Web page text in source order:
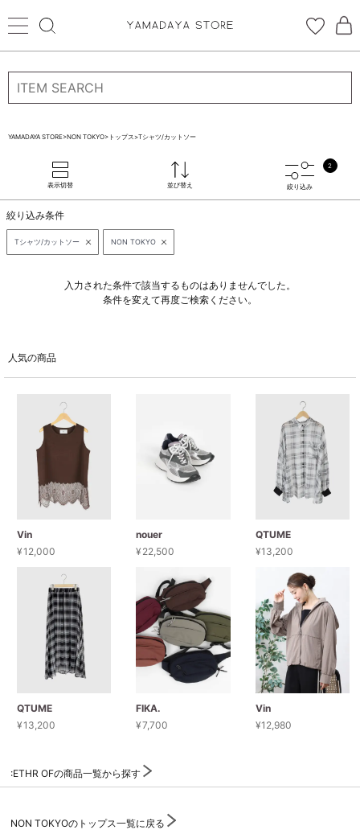
ログイン 新規会員登録
STORE BRAND・LABELから探す
すべての商品
予約商品
セール商品
スタイリング
特集
店舗検索
サイズガイド
お問い合わせ
YAMADAYA STORE>NON TOKYO> トップス>Tシャツ/カットソー
表示切替 並び替え 絞り込み
2
絞り込み条件
Tシャツ/カットソー NON TOKYO
入力された条件で該当するものはありませんでした。
条件を変えて再度ご検索ください。
人気の商品
Vin
¥12,000
nouer
¥22,500
QTUME
¥13,200
QTUME
¥13,200
FIKA.
¥7,700
Vin
¥12,980
ログイン
:ETHR OFの商品一覧から探す
NON TOKYOのトップス一覧に戻る